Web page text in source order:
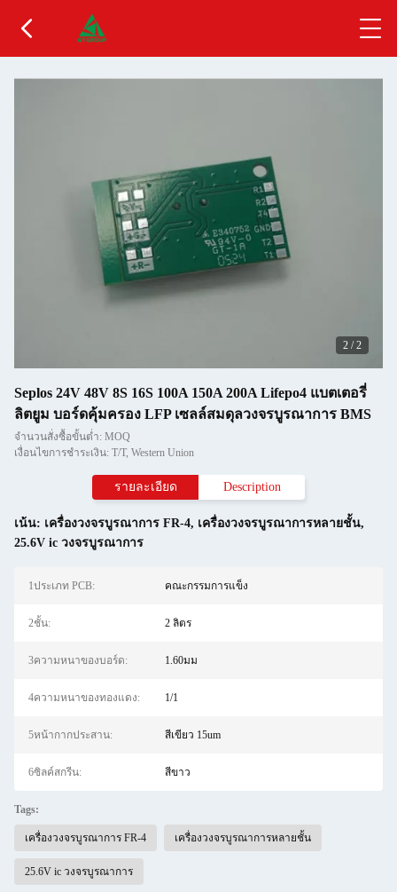
2 /2
Seplos 24V 48V 8S 16S 100A 150A 200A Lifepo4 แบตเตอรี่
ลิตยูม บอร์ดคุ้มครอง LFP เซลล์สมดุลวงจรบูรณาการ BMS
จำนวนสั่งซื้อขั้นต่ำ: MOQ
เงื่อนไขการชำระเงิน: T/T, Western Union
รายละเอียด Description
เน้น: เครื่องวงจรบูรณาการ FR-4, เครื่องวงจรบูรณาการหลายชั้น,
25.6V ic วงจรบูรณาการ
1ประเภท PCB: คณะกรรมการแข็ง
2ชั้น: 2 ลิตร
3ความหนาของบอร์ด: 1.60มม
4ความหนาของทองแดง: 1/1
5หน้ากากประสาน: สีเขียว 15um
6ซิลค์สกรีน: สีขาว
Tags:
เครื่องวงจรบูรณาการ FR-4 เครื่องวงจรบูรณาการหลายชั้น
25.6V ic วงจรบูรณาการ